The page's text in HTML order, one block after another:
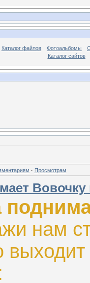
Каталог файлов Фотоальбомы
Каталог сайтов
· Просмотрам
Вовочку
нам